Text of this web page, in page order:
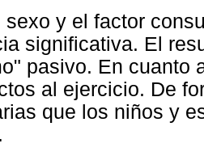
sexo y el factor
significativa. El
pasivo. En cuanto
al ejercicio. De
que los niños y